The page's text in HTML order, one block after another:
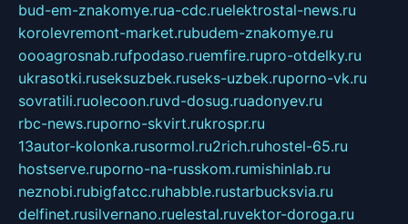
bud-em-znakomye.rua-cdc.ruelektrostal-news.ru
korolevremont-market.rubudem-znakomye.ru
oooagrosnab.rufpodaso.ruemfire.rupro-otdelky.ru
ukrasotki.ruseksuzbek.ruseks-uzbek.ruporno-vk.ru
sovratili.ruolecoon.ruvd-dosug.ruadonyev.ru
rbc-news.ruporno-skvirt.rukrospr.ru
13autor-kolonka.rusormol.ru2rich.ruhostel-65.ru
hostserve.ruporno-na-russkom.rumishinlab.ru
neznobi.rubigfatcc.ruhabble.rustarbucksvia.ru
delfinet.rusilvernano.ruelestal.ruvektor-doroga.ru